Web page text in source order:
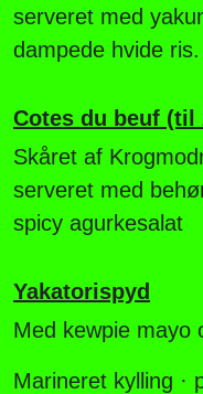
serveret med
dampede hvide ris.
Cotes du beuf (til
Skåret af
serveret med
spicy agurkesalat
Yakatorispyd
Med kewpie mayo
Marineret kylling ·